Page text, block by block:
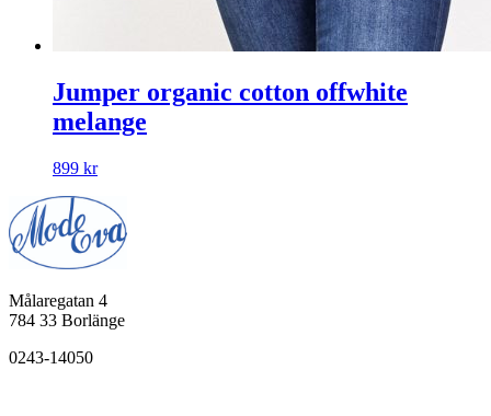
Jumper organic cotton offwhite
melange
899 kr
Målaregatan 4
784 33 Borlänge
0243-14050